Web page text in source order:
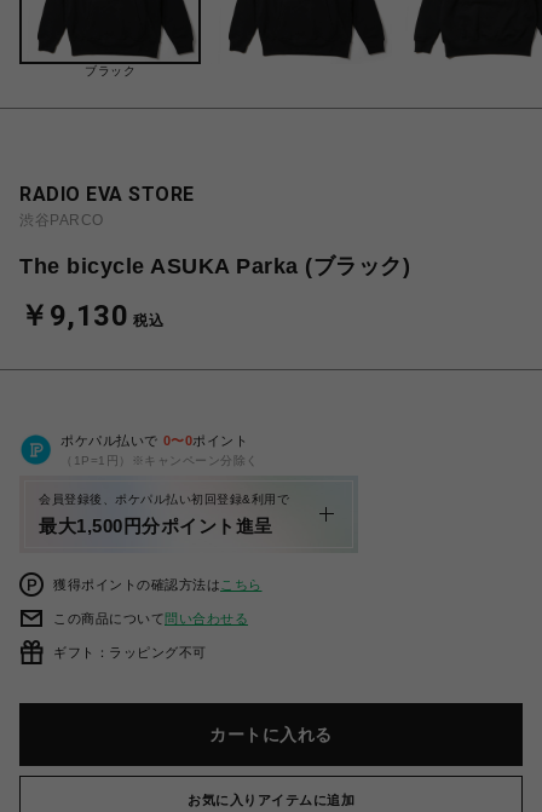
ブラック
RADIO EVA STORE
渋谷PARCO
The bicycle ASUKA Parka (ブラック)
￥9,130 税込
ポケパル払いで 0〜0ポイント
（1P=1円）※キャンペーン分除く
会員登録後、ポケパル払い初回登録&利用で
最大1,500円分ポイント進呈
獲得ポイントの確認方法は こちら
この商品について問い合わせる
ギフト：ラッピング不可
カートに入れる
お気に入りアイテムに追加